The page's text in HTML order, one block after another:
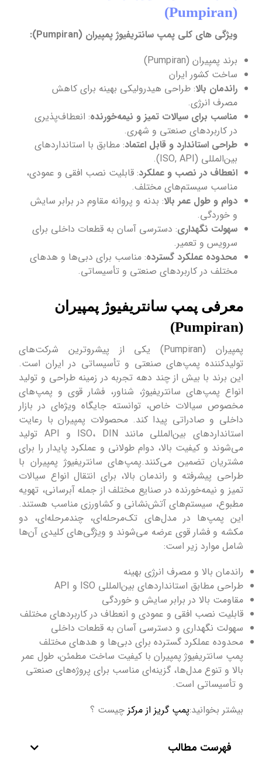
(Pumpiran)
ویژگی های کلی پمپ سانتریفیوژ پمپیران (Pumpiran):
برند پمپیران (Pumpiran)
ساخت کشور ایران
راندمان بالا: طراحی هیدرولیکی بهینه برای کاهش
مصرف انرژی.
مناسب برای سیالات تمیز و نیمه‌خورنده: انعطاف‌پذیری
در کاربردهای صنعتی و شهری.
طراحی استاندارد و قابل اعتماد: مطابق با استانداردهای
بین‌المللی (ISO, API).
انعطاف در نصب و عملکرد: قابلیت نصب افقی و عمودی،
مناسب سیستم‌های مختلف.
دوام و طول عمر بالا: بدنه و پروانه مقاوم در برابر سایش
و خوردگی.
سهولت نگهداری: دسترسی آسان به قطعات داخلی برای
سرویس و تعمیر.
محدوده عملکرد گسترده: مناسب برای دبی‌ها و هدهای
مختلف در کاربردهای صنعتی و تأسیساتی.
معرفی پمپ سانتریفیوژ پمپیران
(Pumpiran)
پمپیران (Pumpiran) یکی از پیشروترین شرکت‌های
تولیدکننده پمپ‌های صنعتی و تأسیساتی در ایران است.
این برند با بیش از چند دهه تجربه در زمینه طراحی و تولید
انواع پمپ‌های سانتریفیوژ، شناور، فشار قوی و پمپ‌های
مخصوص سیالات خاص، توانسته جایگاه ویژه‌ای در بازار
داخلی و صادراتی پیدا کند. محصولات پمپیران با رعایت
استانداردهای بین‌المللی مانند ISO، DIN و API تولید
می‌شوند و کیفیت بالا، دوام طولانی و عملکرد پایدار را برای
مشتریان تضمین می‌کنند.پمپ‌های سانتریفیوژ پمپیران با
طراحی پیشرفته و راندمان بالا، برای انتقال انواع سیالات
تمیز و نیمه‌خورنده در صنایع مختلف از جمله آبرسانی، تهویه
مطبوع، سیستم‌های آتش‌نشانی و کشاورزی مناسب هستند.
این پمپ‌ها در مدل‌های تک‌مرحله‌ای، چندمرحله‌ای، دو
مکشه و فشار قوی عرضه می‌شوند و ویژگی‌های کلیدی آن‌ها
شامل موارد زیر است:
راندمان بالا و مصرف انرژی بهینه
طراحی مطابق استانداردهای بین‌المللی ISO و API
مقاومت بالا در برابر سایش و خوردگی
قابلیت نصب افقی و عمودی و انعطاف در کاربردهای مختلف
سهولت نگهداری و دسترسی آسان به قطعات داخلی
محدوده عملکرد گسترده برای دبی‌ها و هدهای مختلف
پمپ سانتریفیوژ پمپیران با کیفیت ساخت مطمئن، طول عمر
بالا و تنوع مدل‌ها، گزینه‌ای مناسب برای پروژه‌های صنعتی
و تأسیساتی است.
بیشتر بخوانید:پمپ گریز از مرکز چیست ؟
فهرست مطالب